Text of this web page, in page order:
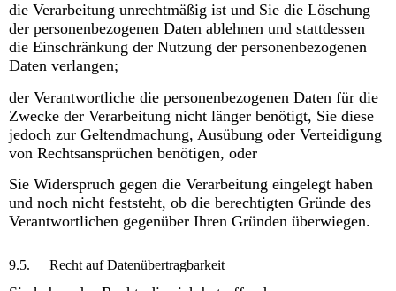
die Verarbeitung unrechtmäßig ist und Sie die Löschung
der personenbezogenen Daten ablehnen und stattdessen
die Einschränkung der Nutzung der personenbezogenen
Daten verlangen;
der Verantwortliche die personenbezogenen Daten für die
Zwecke der Verarbeitung nicht länger benötigt, Sie diese
jedoch zur Geltendmachung, Ausübung oder Verteidigung
von Rechtsansprüchen benötigen, oder
Sie Widerspruch gegen die Verarbeitung eingelegt haben
und noch nicht feststeht, ob die berechtigten Gründe des
Verantwortlichen gegenüber Ihren Gründen überwiegen.
9.5. Recht auf Datenübertragbarkeit